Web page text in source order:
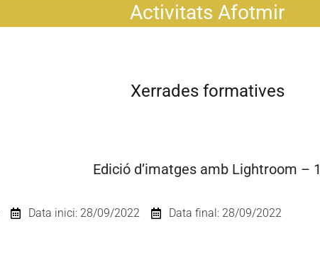
Activitats Afotmir
Xerrades formatives
Edició d’imatges amb Lightroom – 1
Data inici: 28/09/2022 Data final: 28/09/2022